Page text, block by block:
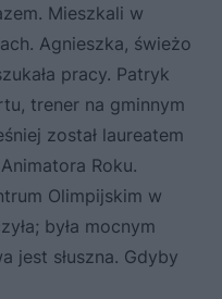
Mieszkali w
Agnieszka, świeżo
pracy. Patryk
trener na gminnym
został laureatem
Roku.
Olimpijskim w
była mocnym
jest słuszna. Gdyby